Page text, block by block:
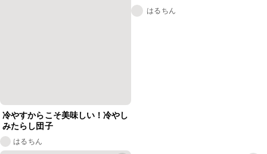
冷やすからこそ美味しい！冷やし
みたらし団子
はるちん
はるちん